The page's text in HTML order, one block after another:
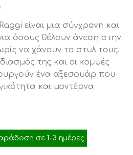
τρέχουσα
τιμή
είναι:
€48.00.
είναι μια σύγχρονη και
όσους θέλουν άνεση στην
να χάνουν το στυλ τους.
της και οι κομψές
ένα αξεσουάρ που
και μοντέρνα
σε 1-3 ημέρες